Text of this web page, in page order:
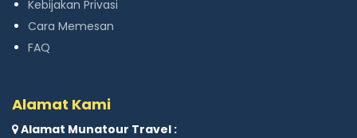
Kebijakan Privasi
Cara Memesan
FAQ
Alamat Kami
Alamat Munatour Travel :